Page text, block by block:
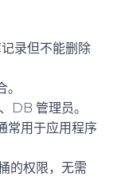
录但不能删除
DB 管理员。
常用于应用程序
的权限，无需